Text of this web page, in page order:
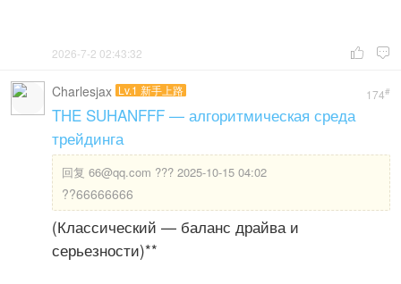
 
2026-7-2 02:43:32
174#
Charlesjax Lv.1 新手上路
THE SUHANFFF — алгоритмическая среда
трейдинга
回复 66@qq.com ??? 2025-10-15 04:02
??66666666
(Классический — баланс драйва и
серьезности)**